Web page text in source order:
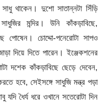
থাকেন। দুশো সাতান্নটা সিঁড়ি
মন্দির। উনি কাঁকড়াবিছে,
চোদ্দো-পনেরোটা সাপও
দিয়ে দিতে পারেন। ইঞ্জেকশনের
দশেক কাঁকড়াবিছে ছেড়ে দেবেন,
হবে, সেইসঙ্গে সাধুজি মন্ত্র পড়া
ধৈর্য ধরে ওখানে সতেরোটা দিন